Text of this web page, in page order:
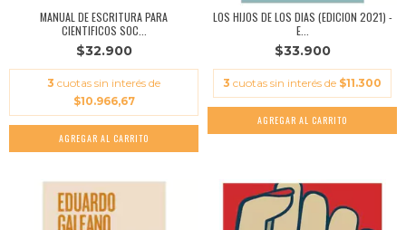
MANUAL DE ESCRITURA PARA
CIENTIFICOS SOC...
$32.900
3 cuotas sin interés de
$10.966,67
LOS HIJOS DE LOS DIAS (EDICION 2021) -
E...
$33.900
3 cuotas sin interés de $11.300